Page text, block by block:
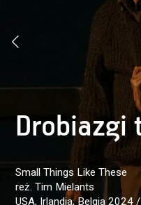
Drobiazgi
Small Things Like These
reż. Tim Mielants
USA, Irlandia, Belgia 2024 /